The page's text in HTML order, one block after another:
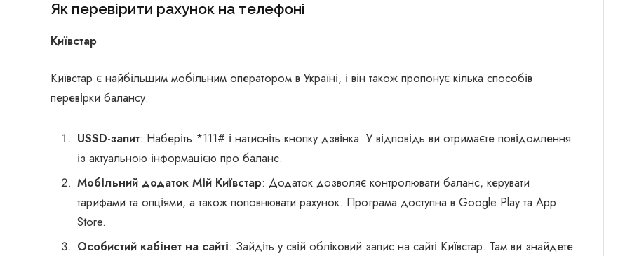
Як перевірити рахунок на телефоні
Київстар
Київстар є найбільшим мобільним оператором в Україні, і він також пропонує кілька способів
перевірки балансу.
USSD-запит: Наберіть *111# і натисніть кнопку дзвінка. У відповідь ви отримаєте повідомлення
із актуальною інформацією про баланс.
Мобільний додаток Мій Київстар: Додаток дозволяє контролювати баланс, керувати
тарифами та опціями, а також поповнювати рахунок. Програма доступна в Google Play та App
Store.
Особистий кабінет на сайті: Зайдіть у свій обліковий запис на сайті Київстар. Там ви знайдете